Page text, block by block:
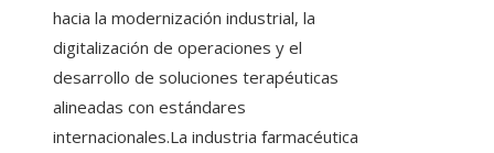
hacia la modernización industrial, la
digitalización de operaciones y el
desarrollo de soluciones terapéuticas
alineadas con estándares
internacionales.La industria farmacéutica